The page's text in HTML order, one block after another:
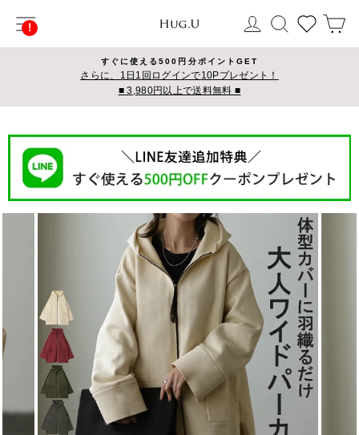
ス
サイトナビゲーション ログイン
検索
すぐに使える500円分ポイントGET
さらに、1日1回ログインで10Pプレゼント！
■ 3,980円以上で送料無料 ■